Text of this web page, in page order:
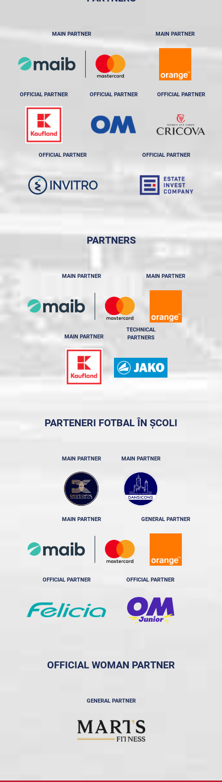
MAIN PARTNER MAIN PARTNER
OFFICIAL PARTNER OFFICIAL PARTNER OFFICIAL PARTNER
OFFICIAL PARTNER OFFICIAL PARTNER
PARTNERS
MAIN PARTNER MAIN PARTNER
MAIN PARTNER
TECHNICAL
PARTNERS
PARTENERI FOTBAL ÎN ȘCOLI
MAIN PARTNER MAIN PARTNER
MAIN PARTNER GENERAL PARTNER
OFFICIAL PARTNER OFFICIAL PARTNER
OFFICIAL WOMAN PARTNER
GENERAL PARTNER